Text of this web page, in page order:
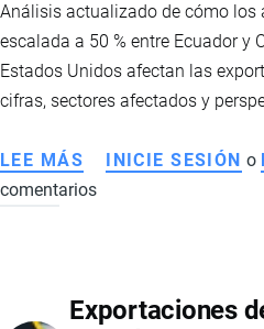
Análisis actualizado de cómo los
escalada a 50 % entre Ecuador y
Estados Unidos afectan las
cifras, sectores afectados y
LEE MÁS SOBRE
IMPACTO
ARANCELES
INICIE SESIÓN o
comentarios
Exportaciones